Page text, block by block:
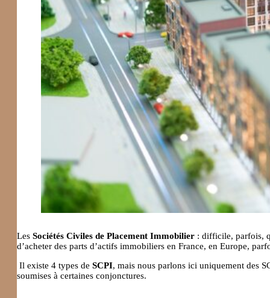
Les Sociétés Civiles de Placement Immobilier : difficile, parfois,
d’acheter des parts d’actifs immobiliers en France, en Europe,
Il existe 4 types de SCPI, mais nous parlons ici uniquement des
soumises à certaines conjonctures.